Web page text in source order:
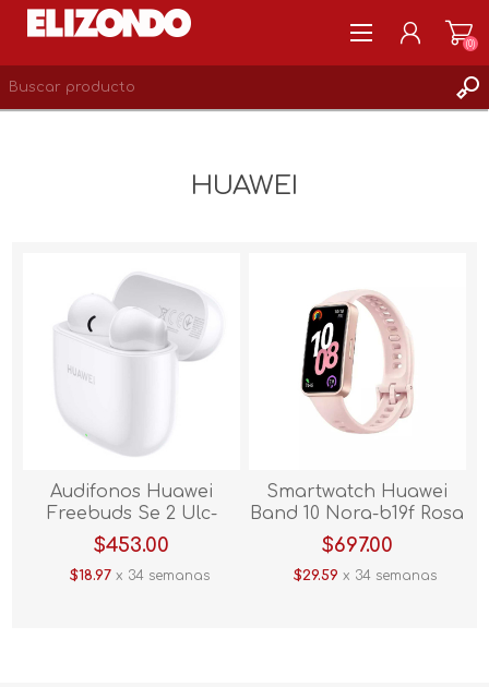
(0)
HUAWEI
Audifonos Huawei
Freebuds Se 2 Ulc-
ct030 Blanco
$453.00
$18.97 x 34 semanas
Smartwatch Huawei
Band 10 Nora-b19f Rosa
$697.00
$29.59 x 34 semanas